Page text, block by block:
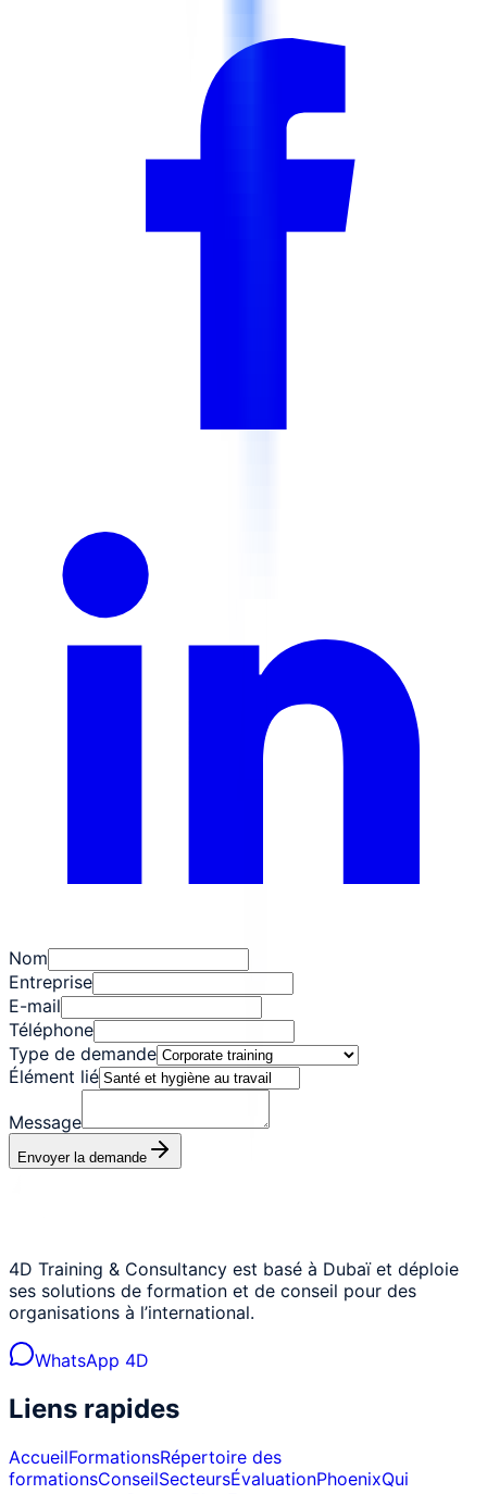
Nom
Entreprise
E-mail
Téléphone
Type de demande
Élément lié
Message
Envoyer la demande
4D Training & Consultancy est basé à Dubaï et déploie
ses solutions de formation et de conseil pour des
organisations à l’international.
WhatsApp 4D
Liens rapides
AccueilFormationsRépertoire des
formationsConseilSecteursÉvaluationPhoenixQui